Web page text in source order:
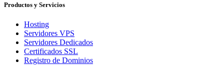
Productos y Servicios
Hosting
Servidores VPS
Servidores Dedicados
Certificados SSL
Registro de Dominios